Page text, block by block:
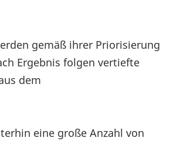
gemäß ihrer Priorisierung
Ergebnis folgen vertiefte
dem
eine große Anzahl von